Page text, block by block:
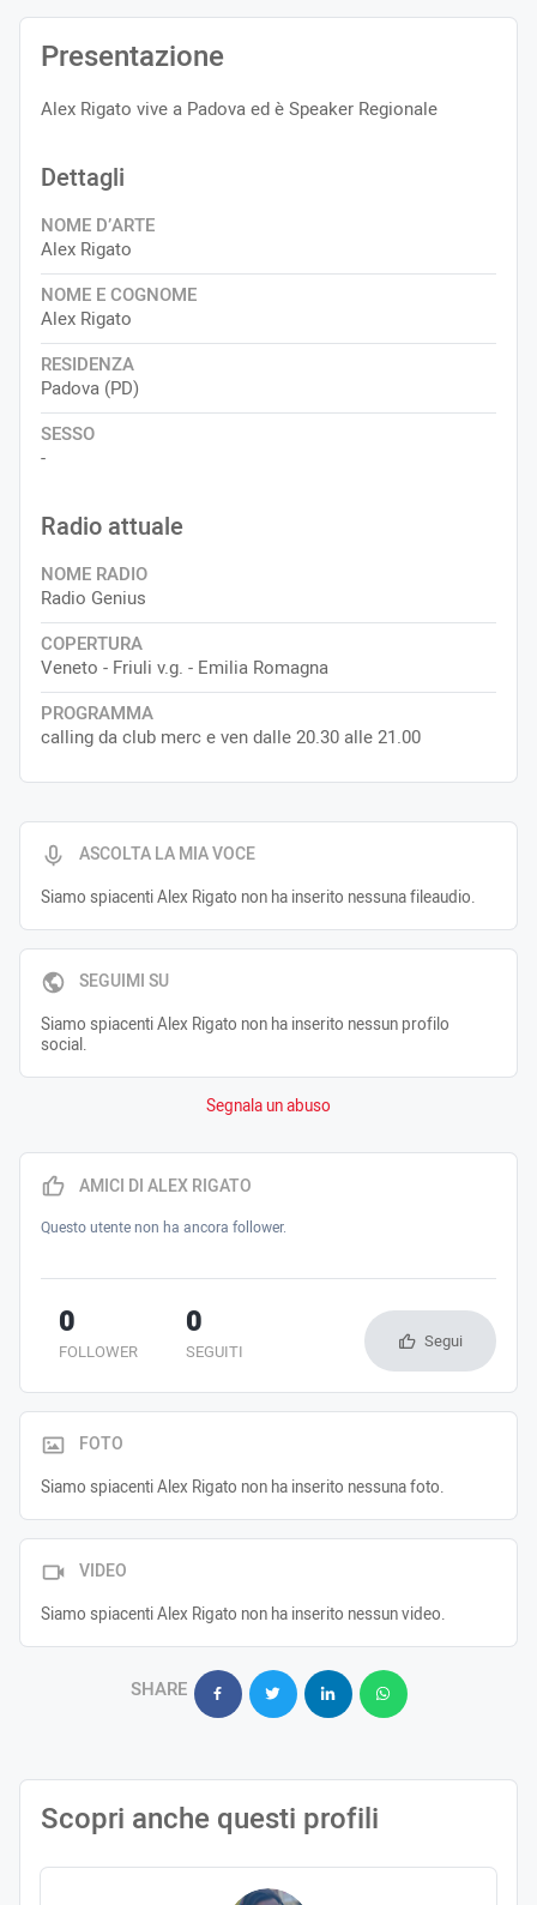
ASCOLTA LA MIA VOCE
Siamo spiacenti Alex Rigato non ha inserito nessuna fileaudio.
SEGUIMI SU
Siamo spiacenti Alex Rigato non ha inserito nessun profilo
social.
Segnala un abuso
Presentazione
Alex Rigato vive a Padova ed è Speaker Regionale
Dettagli
NOME D’ARTE
Alex Rigato
NOME E COGNOME
Alex Rigato
RESIDENZA
Padova (PD)
SESSO
-
Radio attuale
NOME RADIO
Radio Genius
COPERTURA
Veneto - Friuli v.g. - Emilia Romagna
PROGRAMMA
calling da club merc e ven dalle 20.30 alle 21.00
AMICI DI ALEX RIGATO
Questo utente non ha ancora follower.
FOLLOWER
0
SEGUITI
0 Segui
FOTO
Siamo spiacenti Alex Rigato non ha inserito nessuna foto.
VIDEO
Siamo spiacenti Alex Rigato non ha inserito nessun video.
SHARE
Scopri anche questi profili